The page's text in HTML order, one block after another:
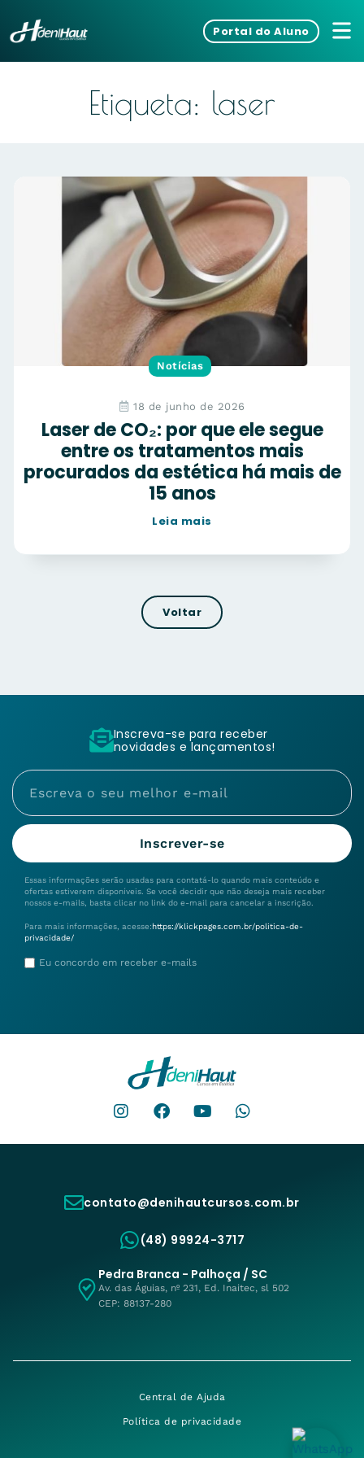
Portal do Aluno
Etiqueta: laser
Notícias
18 de junho de 2026
Laser de CO₂: por que ele segue
entre os tratamentos mais
procurados da estética há mais de
15 anos
Leia mais
Voltar
Inscreva-se para receber
novidades e lançamentos!
Inscrever-se
Essas informações serão usadas para contatá-lo quando mais conteúdo e
ofertas estiverem disponíveis. Se você decidir que não deseja mais receber
nossos e-mails, basta clicar no link do e-mail para cancelar a inscrição.
Para mais informações, acesse:https://klickpages.com.br/politica-de-
privacidade/
Eu concordo em receber e-mails
contato@denihautcursos.com.br
(48) 99924-3717
Pedra Branca - Palhoça / SC
Av. das Águias, nº 231, Ed. Inaitec, sl 502
CEP: 88137-280
Central de Ajuda
Política de privacidade